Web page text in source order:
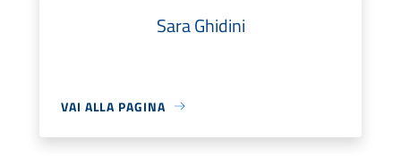
Sara Ghidini
VAI ALLA PAGINA